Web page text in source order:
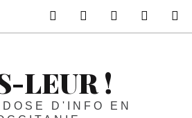
LEUR !
D'INFO EN